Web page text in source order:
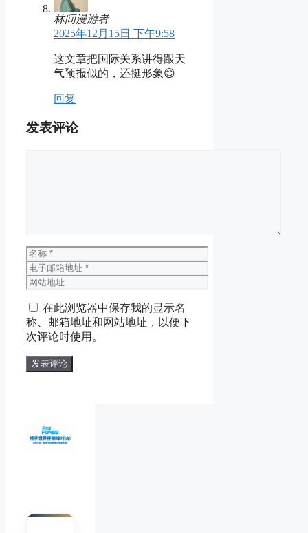
林间漫游者
2025年12月15日 下午9:58
这文章把国际关系讲得跟天
气预报似的，还挺形象😊
回复
发表评论
名
称
电
子
箱
地
址
网
地
址
在此浏览器中保存我的显示名
称、邮箱地址和网站地址，以便下
次评论时使用。